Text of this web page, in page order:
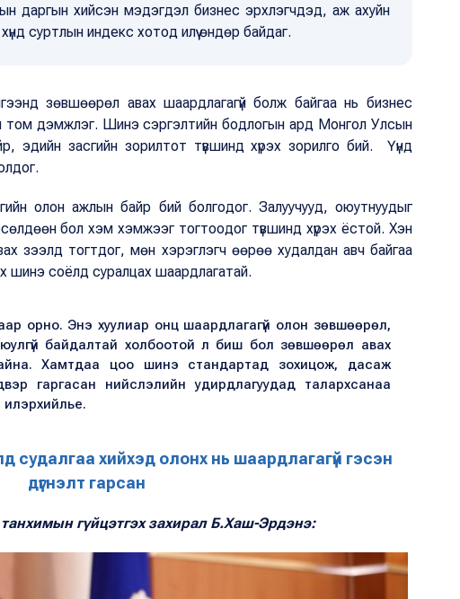
даргын хийсэн мэдэгдэл бизнес эрхлэгчдэд, аж ахуйн
суртлын индекс хотод илүү өндөр байдаг.
зөвшөөрөл авах шаардлагагүй болж байгаа нь бизнес
том дэмжлэг. Шинэ сэргэлтийн бодлогын ард Монгол Улсын
эдийн засгийн зорилтот түвшинд хүрэх зорилго бий. Үүнд
олон ажлын байр бий болгодог. Залуучууд, оюутнуудыг
бол хэм хэмжээг тогтоодог түвшинд хүрэх ёстой. Хэн
зээлд тогтдог, мөн хэрэглэгч өөрөө худалдан авч байгаа
шинэ соёлд суралцах шаардлагатай.
орно. Энэ хуулиар онц шаардлагагүй олон зөвшөөрөл,
байдалтай холбоотой л биш бол зөвшөөрөл авах
Хамтдаа цоо шинэ стандартад зохицож, дасаж
гаргасан нийслэлийн удирдлагуудад талархсанаа
судалгаа хийхэд олонх нь шаардлагагүй гэсэн
дүгнэлт гарсан
гүйцэтгэх захирал Б.Хаш-Эрдэнэ: